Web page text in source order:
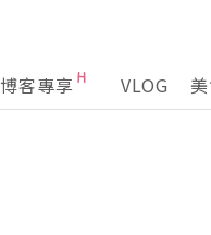
博客專享 VLOG